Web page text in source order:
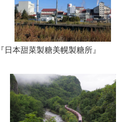
『日本甜菜製糖美幌製糖所』